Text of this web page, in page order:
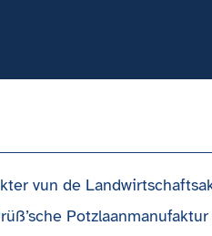
vun de